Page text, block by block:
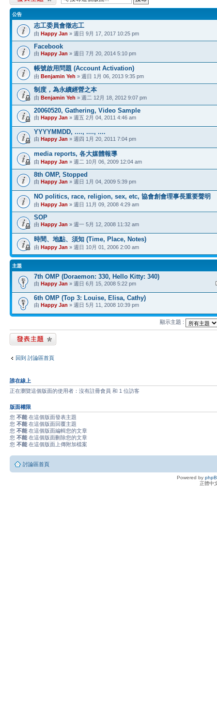
公告
志工委員會徵志工
由 Happy Jan » 週日 9月 17, 2017 10:25 pm
Facebook
由 Happy Jan » 週日 7月 20, 2014 5:10 pm
帳號啟用問題 (Account Activation)
由 Benjamin Yeh » 週日 1月 06, 2013 9:35 pm
制度，為永續經營之本
由 Benjamin Yeh » 週二 12月 18, 2012 9:07 pm
20060520, Gathering, Video Sample
由 Happy Jan » 週五 2月 04, 2011 4:46 am
YYYYMMDD, ...., ...., ....
由 Happy Jan » 週四 1月 20, 2011 7:04 pm
media reports, 各大媒體報導
由 Happy Jan » 週二 10月 06, 2009 12:04 am
8th OMP, Stopped
由 Happy Jan » 週日 1月 04, 2009 5:39 pm
NO politics, race, religion, sex, etc, 協會創會理事長重要聲明
由 Happy Jan » 週日 11月 09, 2008 4:29 am
SOP
由 Happy Jan » 週一 5月 12, 2008 11:32 am
時間、地點、須知 (Time, Place, Notes)
由 Happy Jan » 週日 10月 01, 2006 2:00 am
主題
7th OMP (Doraemon: 330, Hello Kitty: 340)
由 Happy Jan » 週日 6月 15, 2008 5:22 pm
6th OMP (Top 3: Louise, Elisa, Cathy)
由 Happy Jan » 週日 5月 11, 2008 10:39 pm
顯示主題 :
發表新主題
回到 討論區首頁
誰在線上
正在瀏覽這個版面的使用者：沒有註冊會員 和 1 位訪客
版面權限
您 不能 在這個版面發表主題
您 不能 在這個版面回覆主題
您 不能 在這個版面編輯您的文章
您 不能 在這個版面刪除您的文章
您 不能 在這個版面上傳附加檔案
討論區首頁
Powered by
正體中